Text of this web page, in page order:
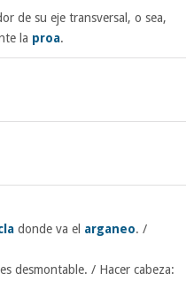
de su eje transversal, o sea,
la proa.
donde va el arganeo. /
desmontable. / Hacer cabeza: